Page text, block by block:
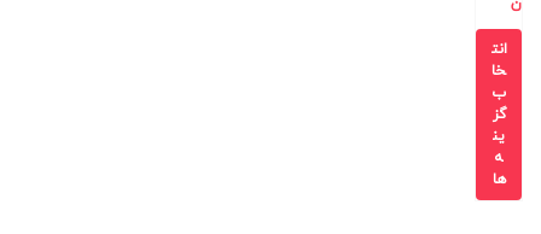
انت
خا
ب
گز
ین
ه
ها